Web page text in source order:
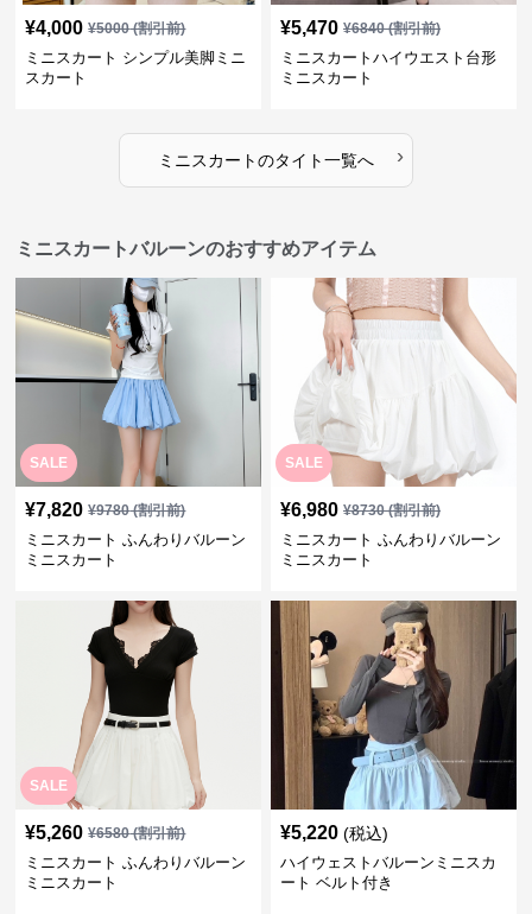
¥4,000 ¥5000(割引前)
ミニスカート シンプル美脚ミニ
スカート
¥5,470 ¥6840(割引前)
ミニスカートハイウエスト台形
ミニスカート
ミニスカートのタイト一覧へ ›
ミニスカートバルーンのおすすめアイテム
SALE
¥7,820 ¥9780(割引前)
ミニスカート ふんわりバルーン
ミニスカート
SALE
¥6,980 ¥8730(割引前)
ミニスカート ふんわりバルーン
ミニスカート
SALE
¥5,260 ¥6580(割引前)
ミニスカート ふんわりバルーン
ミニスカート
¥5,220 (税込)
ハイウェストバルーンミニスカ
ート ベルト付き